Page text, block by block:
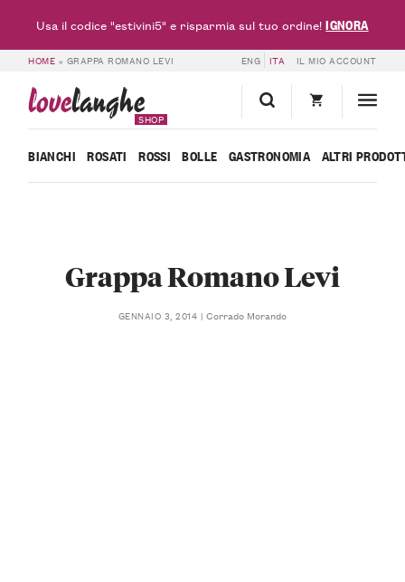
HOME » GRAPPA ROMANO LEVI ENG ITA IL MIO ACCOUNT
lovelanghe
SHOP
BIANCHI ROSATI ROSSI BOLLE GASTRONOMIA ALTRI
Grappa Romano Levi
GENNAIO 3, 2014 Corrado Morando
Usa il codice "estivini5" e risparmia sul tuo ordine!IGNORA